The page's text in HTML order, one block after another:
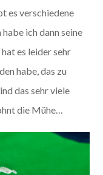
es verschiedene
ich dann seine
es leider sehr
habe, das zu
das sehr viele
die Mühe…